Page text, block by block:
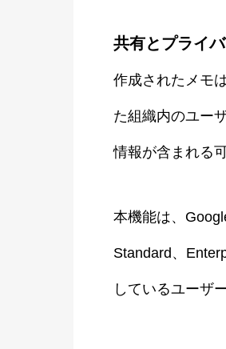
共有とプライ
作成されたメモ
た組織内のユー
情報が含まれる
本機能は、
Standard、
しているユーザ